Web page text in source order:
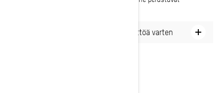
Kartan alueen lataaminen offline-käyttöä varten